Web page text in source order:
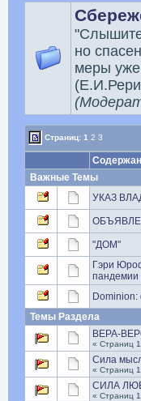
но
меры
Страниц: 1 2 3
Важные Темы
УКАЗ
"ДОМ"
Гэри
пандемии
Темы Раздела
ВЕРА-
« Страниц 1
Сила
« Страниц 1
СИЛА
« Страниц 1